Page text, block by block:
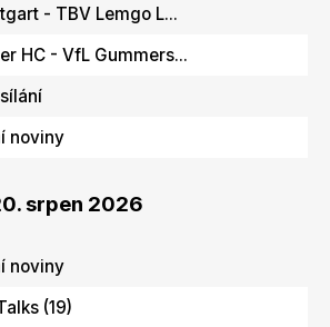
- TBV Lemgo L...
HC - VfL Gummers...
noviny
srpen 2026
noviny
(19)